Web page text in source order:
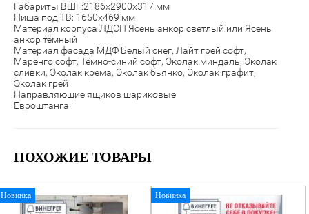
Габариты ВШГ:2186х2900х317 мм
Ниша под ТВ: 1650х469 мм
Материал корпуса ЛДСП Ясень анкор светлый или Ясень
анкор тёмный
Материал фасада МДФ Белый снег, Лайт грей софт,
Маренго софт, Тёмно-синий софт, Эколак миндаль, Эколак
сливки, Эколак крема, Эколак бьянко, Эколак графит,
Эколак грей
Направляющие ящиков шариковые
Евроштанга
ПОХОЖИЕ ТОВАРЫ
Новинка Новинка